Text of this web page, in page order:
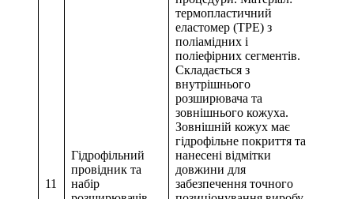
11
Гідрофільний
провідник та
набір
термопластичний
еластомер (TPE) з
поліамідних і
поліефірних сегментів.
Складається з
внутрішнього
розширювача та
зовнішнього кожуха.
Зовнішній кожух має
гідрофільне покриття та
нанесені відмітки
довжини для
забезпечення точного